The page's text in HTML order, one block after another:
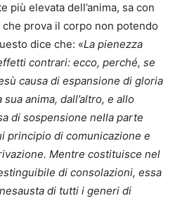
più elevata dell’anima, sa con
che prova il corpo non potendo
dice che: «La pienezza
contrari: ecco, perché, se
causa di espansione di gloria
anima, dall’altro, e allo
di sospensione nella parte
principio di comunicazione e
Mentre costituisce nel
di consolazioni, essa
di tutti i generi di